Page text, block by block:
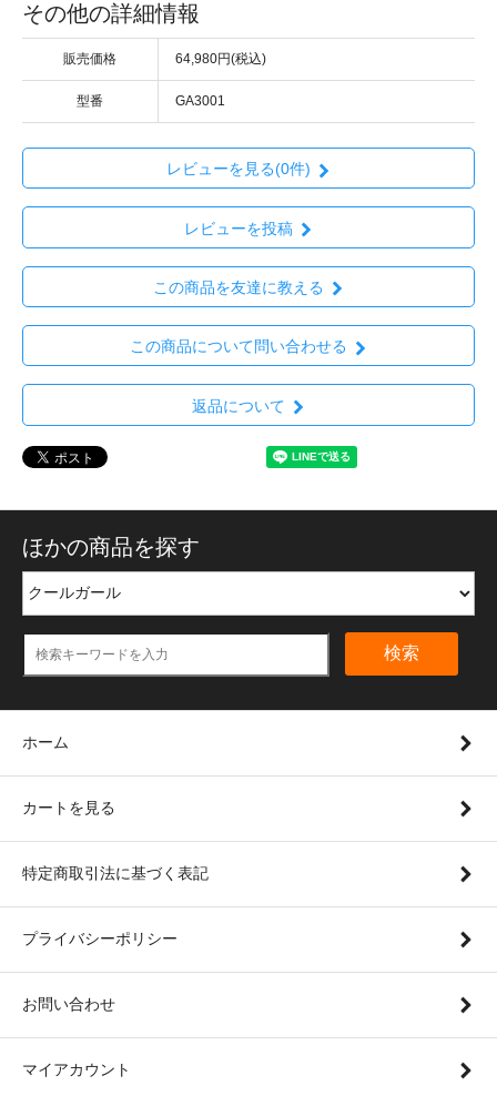
その他の詳細情報
販売価格 64,980円(税込)
型番 GA3001
レビューを見る(0件)
レビューを投稿
この商品を友達に教える
この商品について問い合わせる
返品について
ほかの商品を探す
検索
ホーム
カートを見る
特定商取引法に基づく表記
プライバシーポリシー
お問い合わせ
マイアカウント